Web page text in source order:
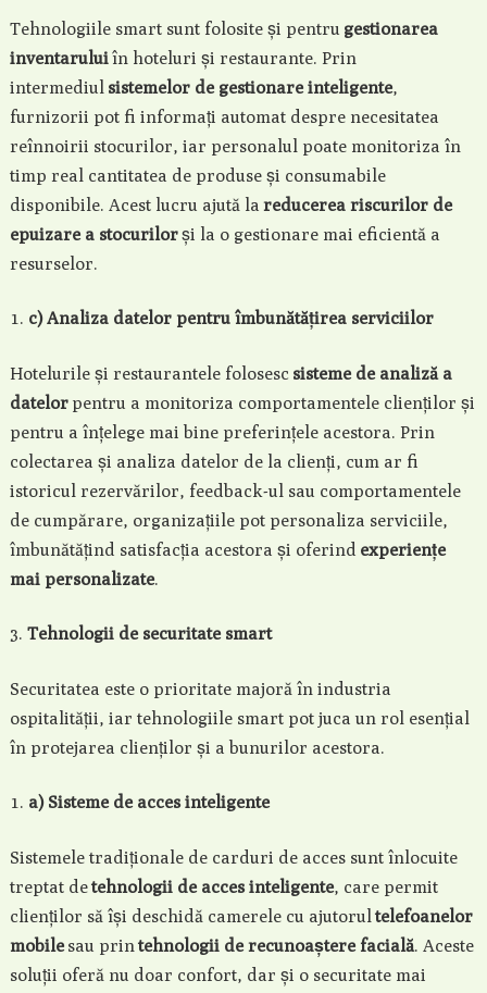
Tehnologiile smart sunt folosite și pentru gestionarea
inventaruluiîn hoteluri și restaurante. Prin
intermediul sistemelor de gestionare inteligente,
furnizorii pot fi informați automat despre necesitatea
reînnoirii stocurilor, iar personalul poate monitoriza în
timp real cantitatea de produse și consumabile
disponibile. Acest lucru ajută la reducerea riscurilor de
epuizare a stocurilorși la o gestionare mai eficientă a
resurselor.
c) Analiza datelor pentru îmbunătățirea serviciilor
Hotelurile și restaurantele folosesc sisteme de analiză a
datelorpentru a monitoriza comportamentele clienților și
pentru a înțelege mai bine preferințele acestora. Prin
colectarea și analiza datelor de la clienți, cum ar fi
istoricul rezervărilor, feedback-ul sau comportamentele
de cumpărare, organizațiile pot personaliza serviciile,
îmbunătățind satisfacția acestora și oferind experiențe
mai personalizate.
Tehnologii de securitate smart
Securitatea este o prioritate majoră în industria
ospitalității, iar tehnologiile smart pot juca un rol esențial
în protejarea clienților și a bunurilor acestora.
a) Sisteme de acces inteligente
Sistemele tradiționale de carduri de acces sunt înlocuite
treptat detehnologii de acces inteligente, care permit
clienților să își deschidă camerele cu ajutorultelefoanelor
mobilesau printehnologii de recunoaștere facială. Aceste
soluții oferă nu doar confort, dar și o securitate mai